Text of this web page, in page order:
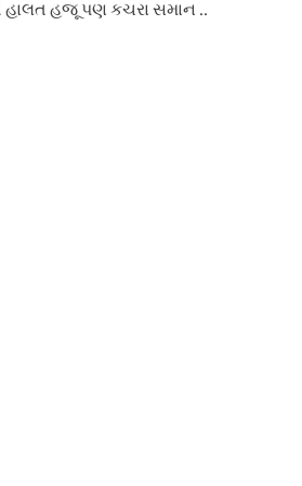
હાલત હજૂ પણ કચરા સમાન ..